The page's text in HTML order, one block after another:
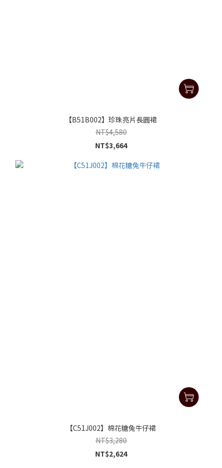
【B51B002】珍珠亮片長圓裙
NT$4,580
NT$3,664
【C51J002】棉花糖兔牛仔裙
NT$3,280
NT$2,624